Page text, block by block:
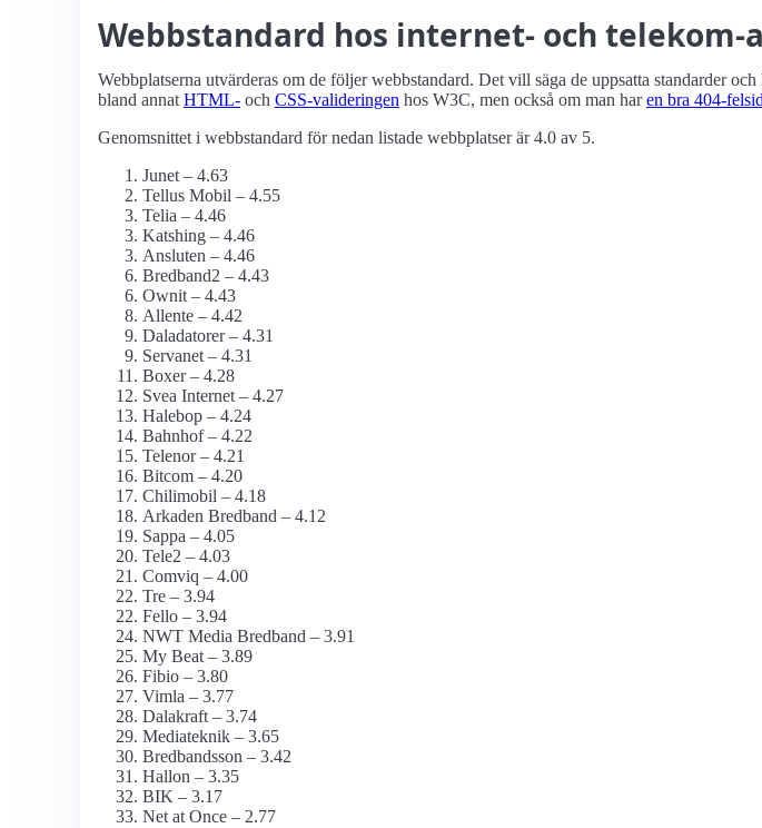
Webbstandard hos internet- och telekom-
Webbplatserna utvärderas om de följer webbstandard. Det vill säga de uppsatta standarder
bland annat HTML- och CSS-valideringen hos W3C, men också om man haren bra 404-
Genomsnittet i webbstandard för nedan listade webbplatser är 4.0 av 5.
Junet – 4.63
Tellus Mobil – 4.55
Telia – 4.46
Katshing – 4.46
Ansluten – 4.46
Bredband2 – 4.43
Ownit – 4.43
Allente – 4.42
Daladatorer – 4.31
Servanet – 4.31
Boxer – 4.28
Svea Internet – 4.27
Halebop – 4.24
Bahnhof – 4.22
Telenor – 4.21
Bitcom – 4.20
Chilimobil – 4.18
Arkaden Bredband – 4.12
Sappa – 4.05
Tele2 – 4.03
Comviq – 4.00
Tre – 3.94
Fello – 3.94
NWT Media Bredband – 3.91
My Beat – 3.89
Fibio – 3.80
Vimla – 3.77
Dalakraft – 3.74
Mediateknik – 3.65
Bredbandsson – 3.42
Hallon – 3.35
BIK – 3.17
Net at Once – 2.77